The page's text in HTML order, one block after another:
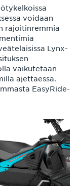
voidaan
rajoitinremmiä
Lynx-
vaikutetaan
ajettaessa.
EasyRide-